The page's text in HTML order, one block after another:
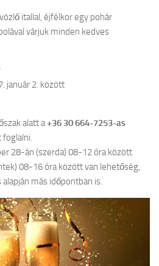
itallal, éjfélkor egy pohár
várjuk minden kedves
január 2. között
alatt a+36 30 664-7253-as
28-án (szerda) 08-12 óra között
08-16 óra között van lehetőség,
más időpontban is.